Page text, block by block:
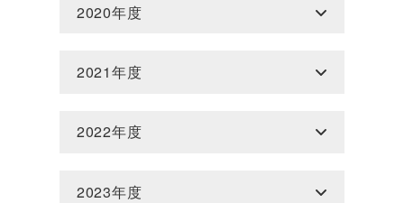
2020年度
2021年度
2022年度
2023年度